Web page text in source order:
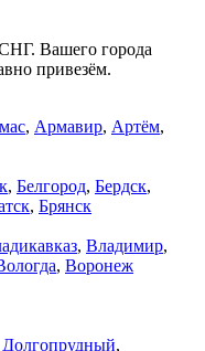
Вашего города
привезём.
, Армавир, Артём,
, Белгород, Бердск,
, Брянск
, Владимир,
, Воронеж
Долгопрудный,